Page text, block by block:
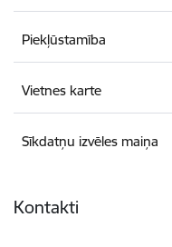
Piekļūstamība
Vietnes karte
Sīkdatņu izvēles maiņa
Kontakti